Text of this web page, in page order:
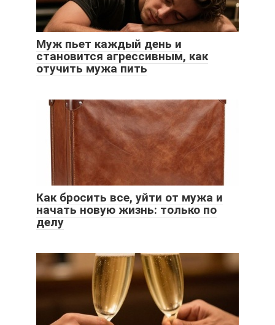
Муж пьет каждый день и
становится агрессивным, как
отучить мужа пить
Как бросить все, уйти от мужа и
начать новую жизнь: только по
делу